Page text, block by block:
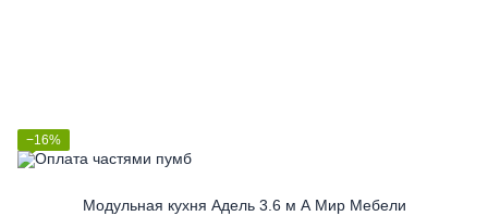
−16%
Модульная кухня Адель 3.6 м А Мир Мебели